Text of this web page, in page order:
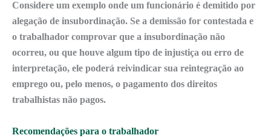
Considere um exemplo onde um funcionário é demitido por
alegação de insubordinação. Se a demissão for contestada e
o trabalhador comprovar que a insubordinação não
ocorreu, ou que houve algum tipo de injustiça ou erro de
interpretação, ele poderá reivindicar sua reintegração ao
emprego ou, pelo menos, o pagamento dos direitos
trabalhistas não pagos.
Recomendações para o trabalhador